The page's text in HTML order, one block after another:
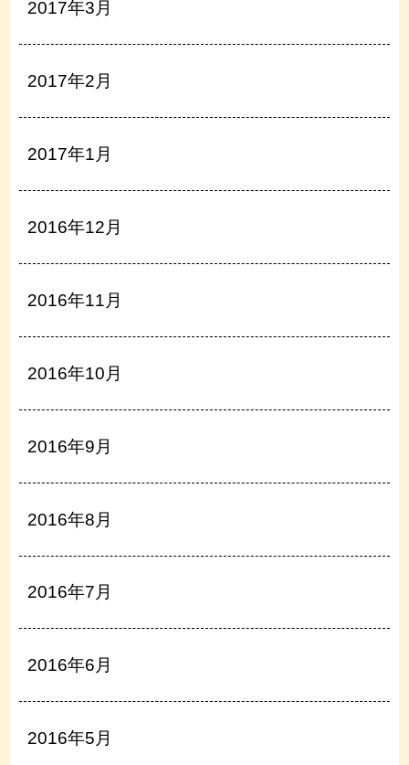
2017年3月
2017年2月
2017年1月
2016年12月
2016年11月
2016年10月
2016年9月
2016年8月
2016年7月
2016年6月
2016年5月